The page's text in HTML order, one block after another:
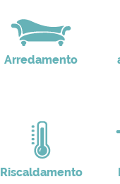
Arredamento
Riscaldamento